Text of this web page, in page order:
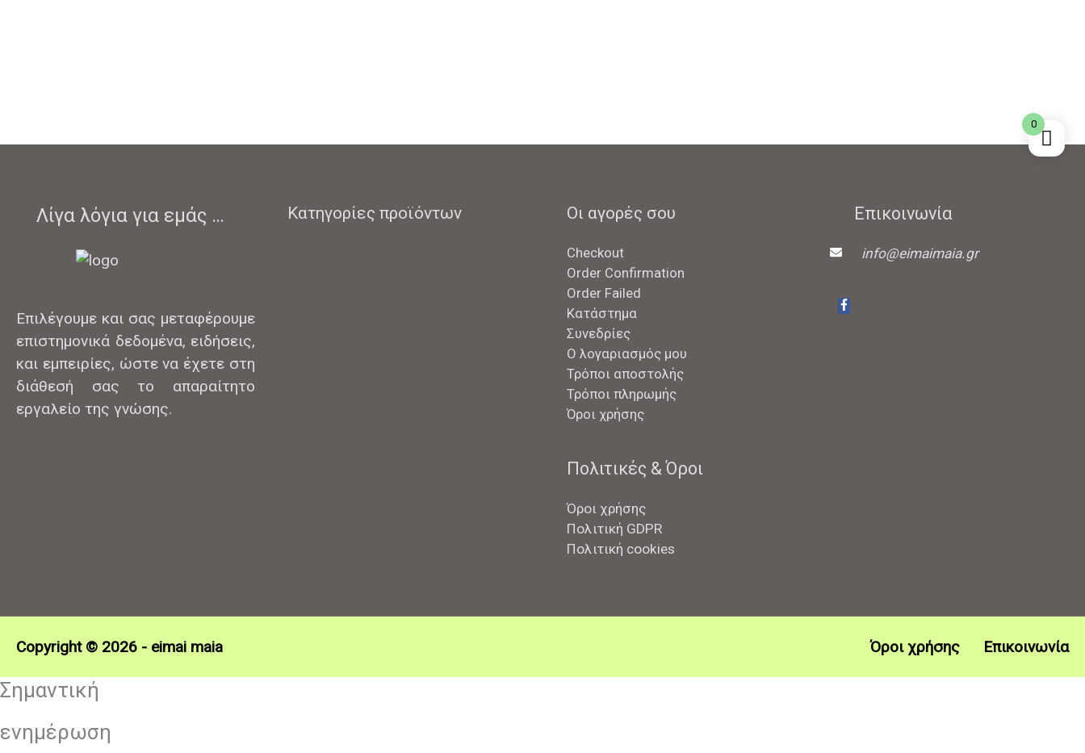
Λίγα λόγια για εμάς …
Επιλέγουμε και σας μεταφέρουμε
επιστημονικά δεδομένα, ειδήσεις,
και εμπειρίες, ώστε να έχετε στη
διάθεσή σας το απαραίτητο
εργαλείο της γνώσης.
Κατηγορίες προϊόντων Οι αγορές σου
Checkout
Order Confirmation
Order Failed
Κατάστημα
Συνεδρίες
Ο λογαριασμός μου
Τρόποι αποστολής
Τρόποι πληρωμής
Όροι χρήσης
Πολιτικές & Όροι
Όροι χρήσης
Πολιτική GDPR
Πολιτική cookies
Επικοινωνία
info@eimaimaia.gr
Copyright © 2026 - eimai maia Όροι χρήσης Επικοινωνία
0
Σημαντική
ενημέρωση